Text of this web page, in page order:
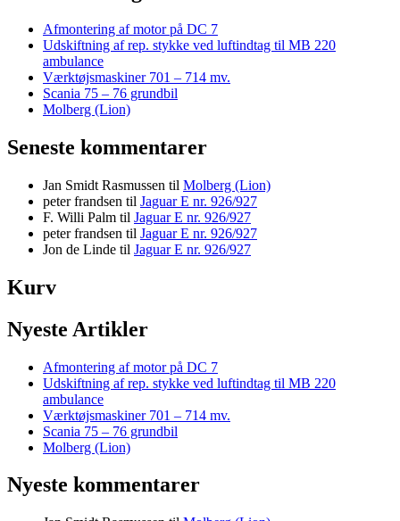
Afmontering af motor på DC 7
Udskiftning af rep. stykke ved luftindtag til MB 220
ambulance
Værktøjsmaskiner 701 – 714 mv.
Scania 75 – 76 grundbil
Molberg (Lion)
Seneste kommentarer
Jan Smidt Rasmussen til Molberg (Lion)
peter frandsen til Jaguar E nr. 926/927
F. Willi Palm til Jaguar E nr. 926/927
peter frandsen til Jaguar E nr. 926/927
Jon de Linde til Jaguar E nr. 926/927
Kurv
Nyeste Artikler
Afmontering af motor på DC 7
Udskiftning af rep. stykke ved luftindtag til MB 220
ambulance
Værktøjsmaskiner 701 – 714 mv.
Scania 75 – 76 grundbil
Molberg (Lion)
Nyeste kommentarer